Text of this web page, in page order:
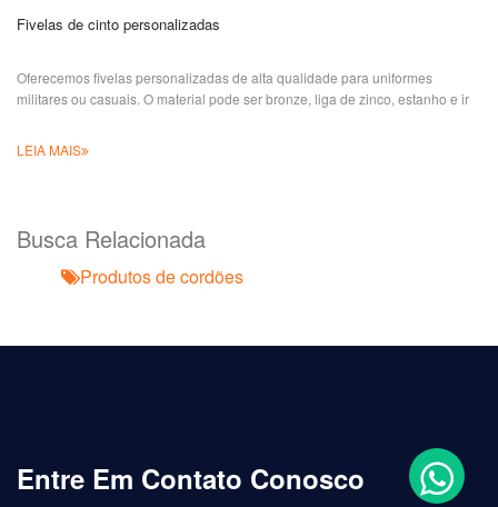
Fivelas de cinto personalizadas
Oferecemos fivelas personalizadas de alta qualidade para uniformes
militares ou casuais. O material pode ser bronze, liga de zinco, estanho e ir
LEIA MAIS
Busca Relacionada
Produtos de cordões
Entre Em Contato Conosco